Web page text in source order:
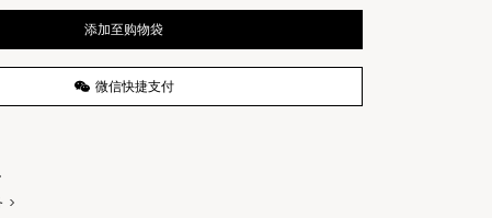
添加至购物袋
微信快捷支付